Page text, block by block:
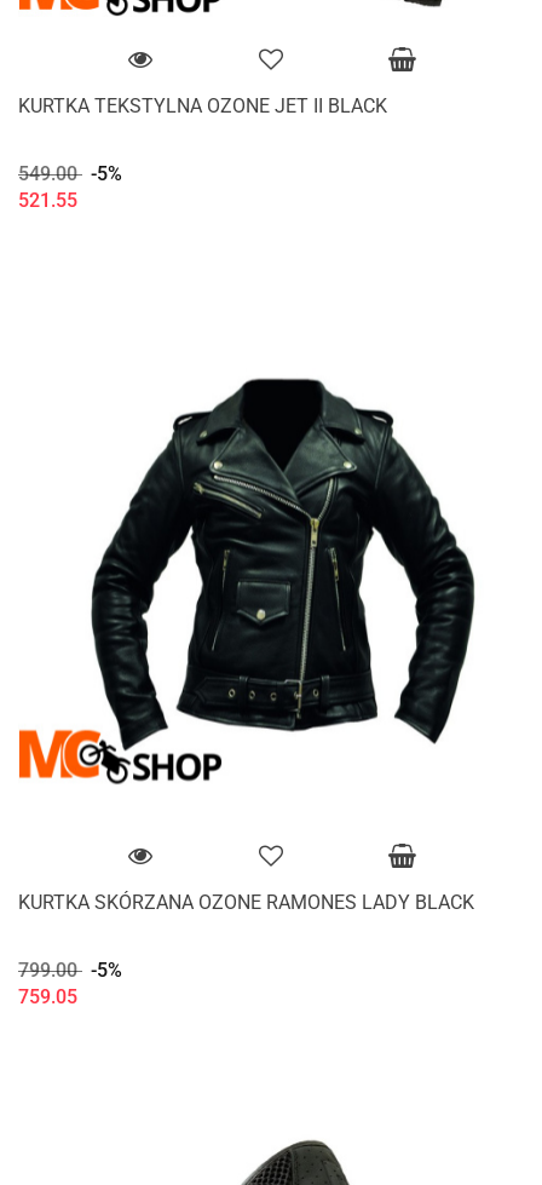
KURTKA TEKSTYLNA OZONE JET II BLACK
549.00 -5%
521.55
KURTKA SKÓRZANA OZONE RAMONES LADY BLACK
799.00 -5%
759.05